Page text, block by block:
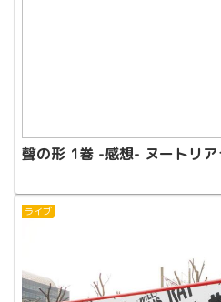
聲の形 1巻 -感想- ヌートリア
ライブ